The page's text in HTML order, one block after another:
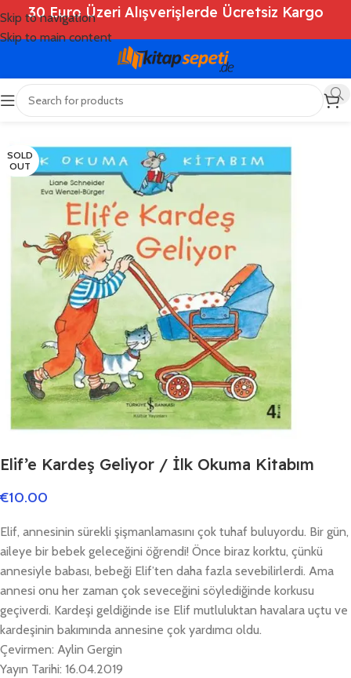
Skip to navigation
Skip to main content
30 Euro Üzeri Alışverişlerde Ücretsiz Kargo
Ana Sayfa Shop
SOLD
OUT
Elif’e Kardeş Geliyor / İlk Okuma Kitabım
€10.00
Elif, annesinin sürekli şişmanlamasını çok tuhaf buluyordu. Bir gün,
aileye bir bebek geleceğini öğrendi! Önce biraz korktu, çünkü
annesiyle babası, bebeği Elif’ten daha fazla sevebilirlerdi. Ama
annesi onu her zaman çok seveceğini söylediğinde korkusu
geçiverdi. Kardeşi geldiğinde ise Elif mutluluktan havalara uçtu ve
kardeşinin bakımında annesine çok yardımcı oldu.
Çevirmen: Aylin Gergin
Yayın Tarihi: 16.04.2019